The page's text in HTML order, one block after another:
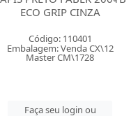
LAPIS PRETO FABER 2001B
Código: 110401
Embalagem: Venda CX\12